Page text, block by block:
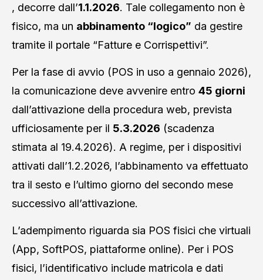
, decorre dall’1.1.2026. Tale collegamento non è
fisico, ma un abbinamento “logico” da gestire
tramite il portale “Fatture e Corrispettivi”.
Per la fase di avvio (POS in uso a gennaio 2026),
la comunicazione deve avvenire entro 45 giorni
dall’attivazione della procedura web, prevista
ufficiosamente per il 5.3.2026 (scadenza
stimata al 19.4.2026). A regime, per i dispositivi
attivati dall’1.2.2026, l’abbinamento va effettuato
tra il sesto e l’ultimo giorno del secondo mese
successivo all’attivazione.
L’adempimento riguarda sia POS fisici che virtuali
(App, SoftPOS, piattaforme online). Per i POS
fisici, l’identificativo include matricola e dati